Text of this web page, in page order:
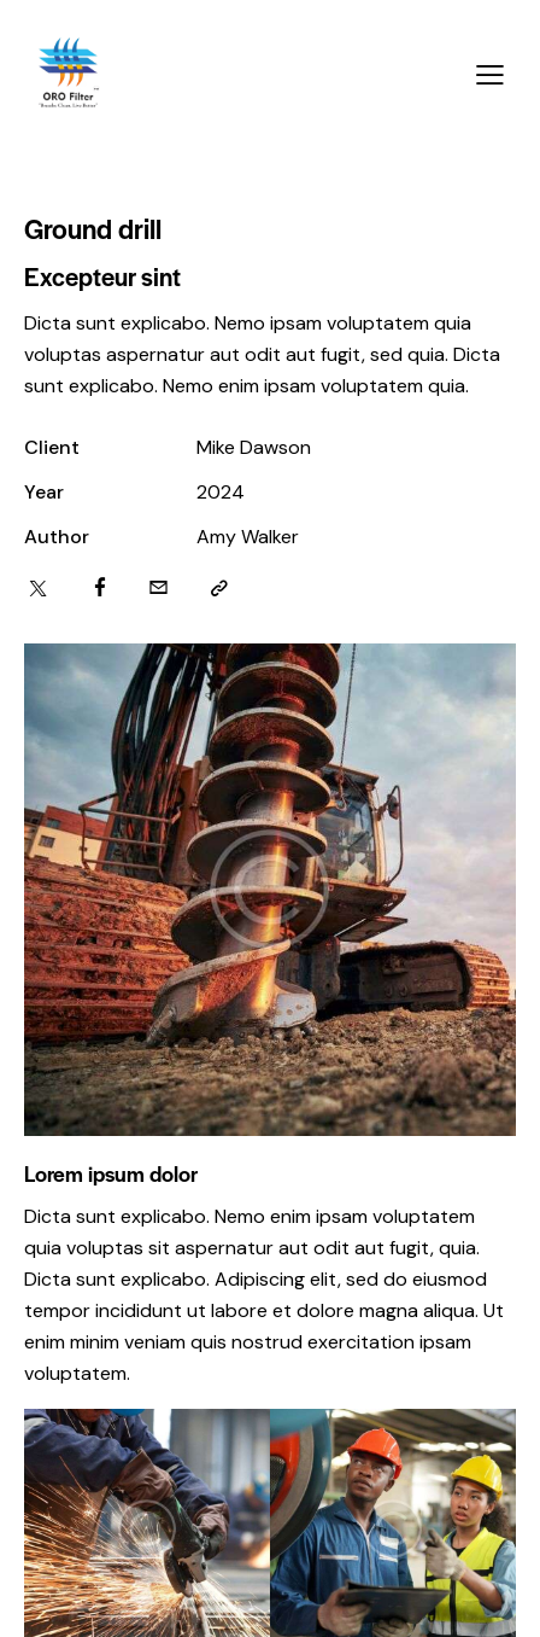
Ground drill
Lorem ipsum dolor
Dicta sunt explicabo. Nemo enim ipsam voluptatem
quia voluptas sit aspernatur aut odit aut fugit, quia.
Dicta sunt explicabo. Adipiscing elit, sed do eiusmod
tempor incididunt ut labore et dolore magna aliqua. Ut
enim minim veniam quis nostrud exercitation ipsam
voluptatem.
Excepteur sint
Dicta sunt explicabo. Nemo ipsam voluptatem quia
voluptas aspernatur aut odit aut fugit, sed quia. Dicta
sunt explicabo. Nemo enim ipsam voluptatem quia.
Client
Mike Dawson
Year
2024
Author
Amy Walker